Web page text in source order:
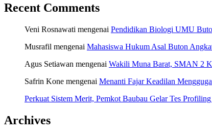
Recent Comments
Veni Rosnawati mengenai Pendidikan Biologi UMU
Musrafil mengenai Mahasiswa Hukum Asal Buton
Agus Setiawan mengenai Wakili Muna Barat, SMAN 2
Safrin Kone mengenai Menanti Fajar Keadilan
Perkuat Sistem Merit, Pemkot Baubau Gelar Tes
Archives